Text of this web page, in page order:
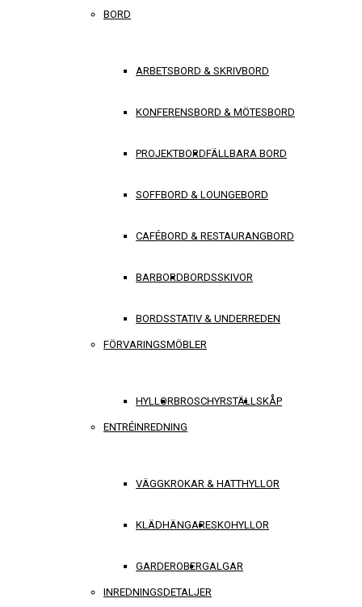
BORD
ARBETSBORD & SKRIVBORD
KONFERENSBORD & MÖTESBORD
PROJEKTBORDFÄLLBARA BORD
SOFFBORD & LOUNGEBORD
CAFÉBORD & RESTAURANGBORD
BARBORDBORDSSKIVOR
BORDSSTATIV & UNDERREDEN
FÖRVARINGSMÖBLER
HYLLORBROSCHYRSTÄLLSKÅP
ENTRÉINREDNING
VÄGGKROKAR & HATTHYLLOR
KLÄDHÄNGARESKOHYLLOR
GARDEROBERGALGAR
INREDNINGSDETALJER